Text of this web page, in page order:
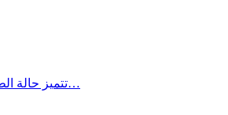
تتميز حالة الطقس المتوقعة في ولاية صفاقس يوم الخميس 23 جويلية 2026 بأجواء مشمسة وحارة جداً، مع تسجيل تراجع طفيف إضافي في درجات الحرارة القصوى مقارنة بذروة…